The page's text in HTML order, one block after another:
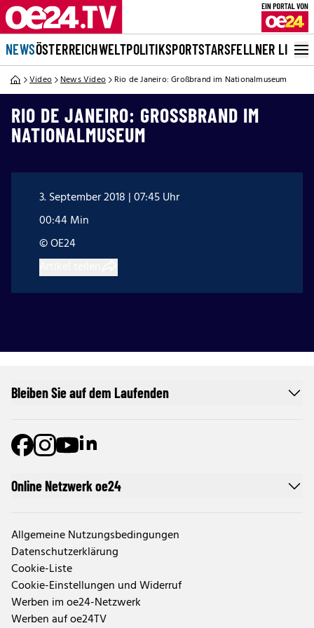
NEWSÖSTERREICHWELTPOLITIKSPORTSTARSFELLNER LIVE
Video News Video Rio de Janeiro: Großbrand im Nationalmuseum
RIO DE JANEIRO: GROSSBRAND IM N
ATIONALMUSEUM
3. September 2018 | 07:45 Uhr
00:44 Min
© OE24
Online Netzwerk oe24
Allgemeine Nutzungsbedingungen
Datenschutzerklärung
Cookie-Liste
Cookie-Einstellungen und Widerruf
Werben im oe24-Netzwerk
Werben auf oe24TV
Bleiben Sie auf dem Laufenden